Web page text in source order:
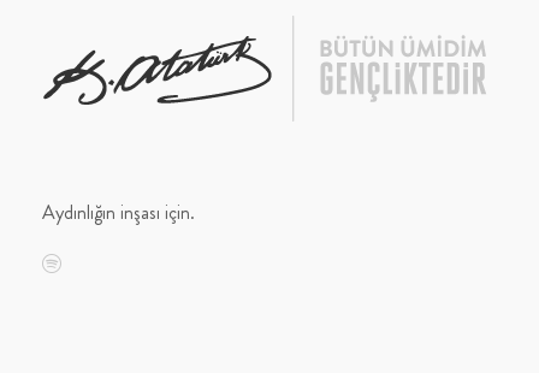
Aydınlığın inşası için.